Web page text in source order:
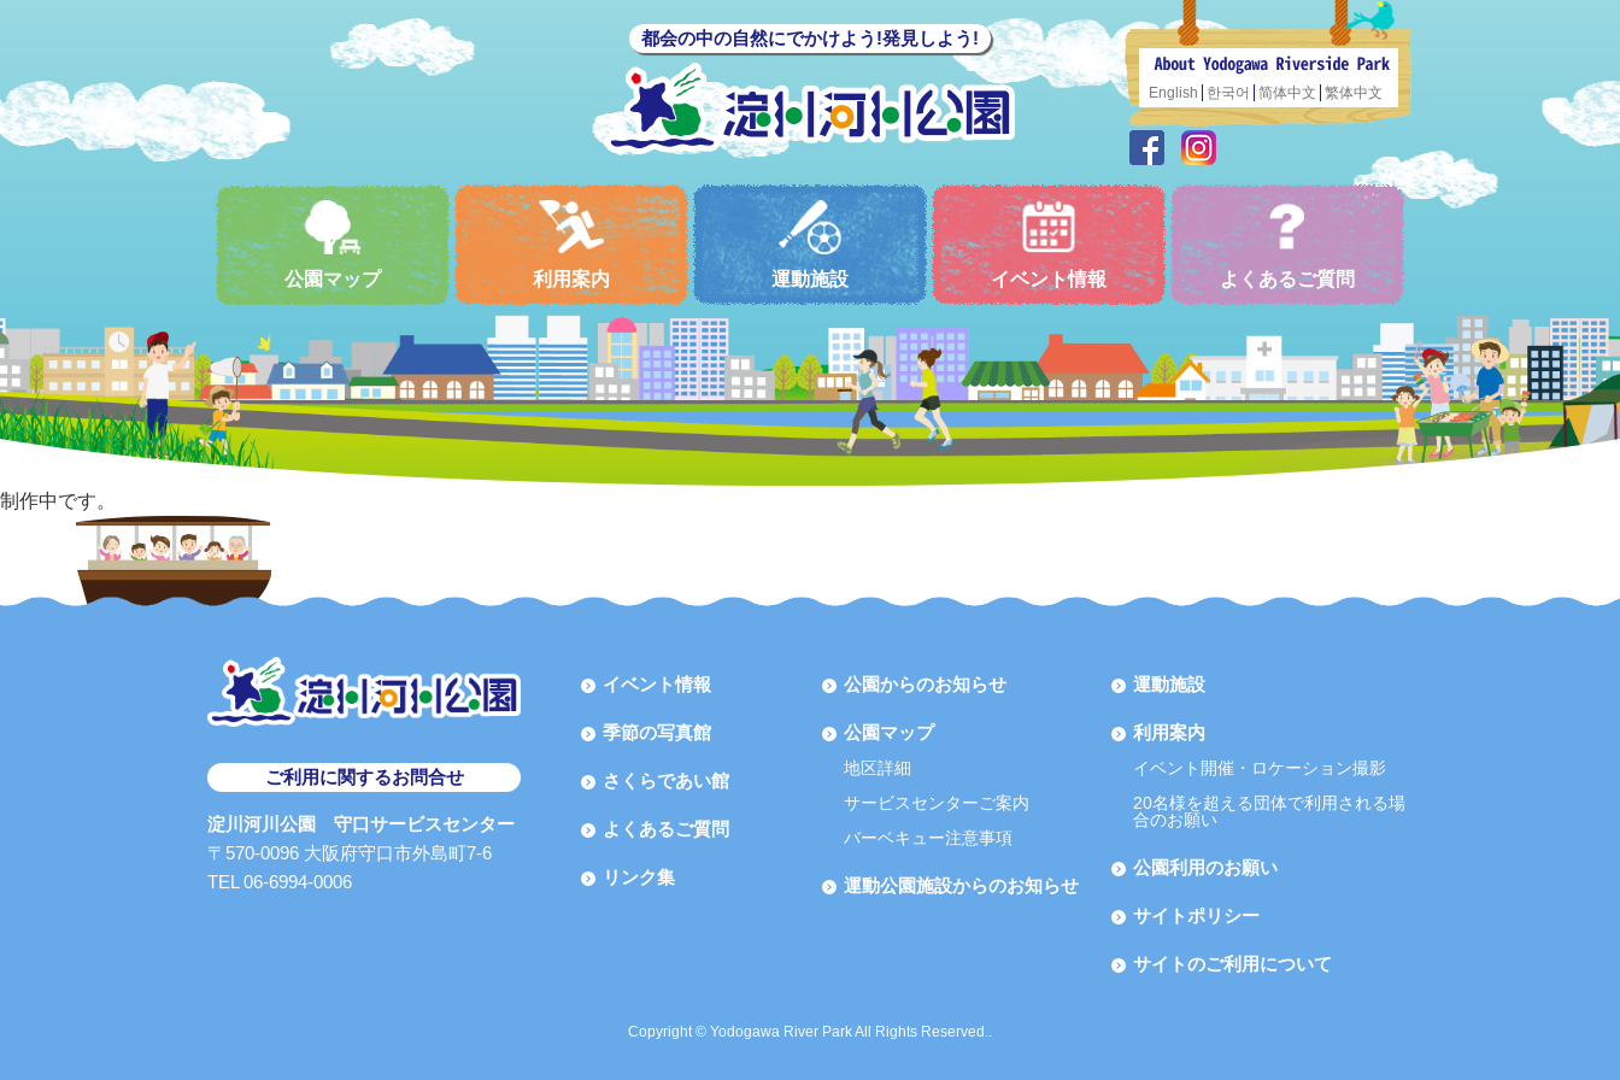
都会の中の自然にでかけよう!発見しよう!
English 한국어 简体中文 繁体中文
公園マップ 利用案内 運動施設 イベント情報 よくあるご質問
制作中です。
ご利用に関するお問合せ
淀川河川公園 守口サービスセンター
〒570-0096 大阪府守口市外島町7-6
TEL 06-6994-0006
イベント情報
季節の写真館
さくらであい館
よくあるご質問
リンク集
公園からのお知らせ
公園マップ
地区詳細
サービスセンターご案内
バーベキュー注意事項
運動公園施設からのお知らせ
運動施設
利用案内
イベント開催・ロケーション撮影
20名様を超える団体で利用される場
合のお願い
公園利用のお願い
サイトポリシー
サイトのご利用について
Copyright © Yodogawa River Park All Rights Reserved..